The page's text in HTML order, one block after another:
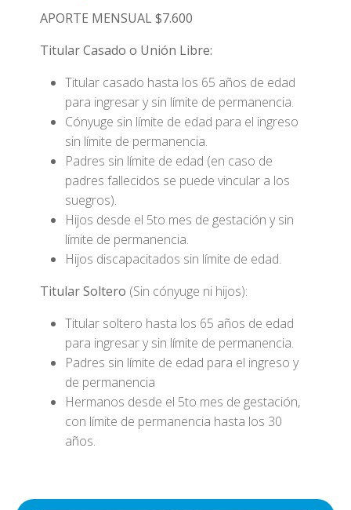
APORTE MENSUAL $7.600
Titular Casado o Unión Libre:
Titular casado hasta los 65 años de edad
para ingresar y sin límite de permanencia.
Cónyuge sin límite de edad para el ingreso
sin límite de permanencia.
Padres sin límite de edad (en caso de
padres fallecidos se puede vincular a los
suegros).
Hijos desde el 5to mes de gestación y sin
límite de permanencia.
Hijos discapacitados sin límite de edad.
Titular Soltero (Sin cónyuge ni hijos):
Titular soltero hasta los 65 años de edad
para ingresar y sin límite de permanencia.
Padres sin límite de edad para el ingreso y
de permanencia
Hermanos desde el 5to mes de gestación,
con límite de permanencia hasta los 30
años.